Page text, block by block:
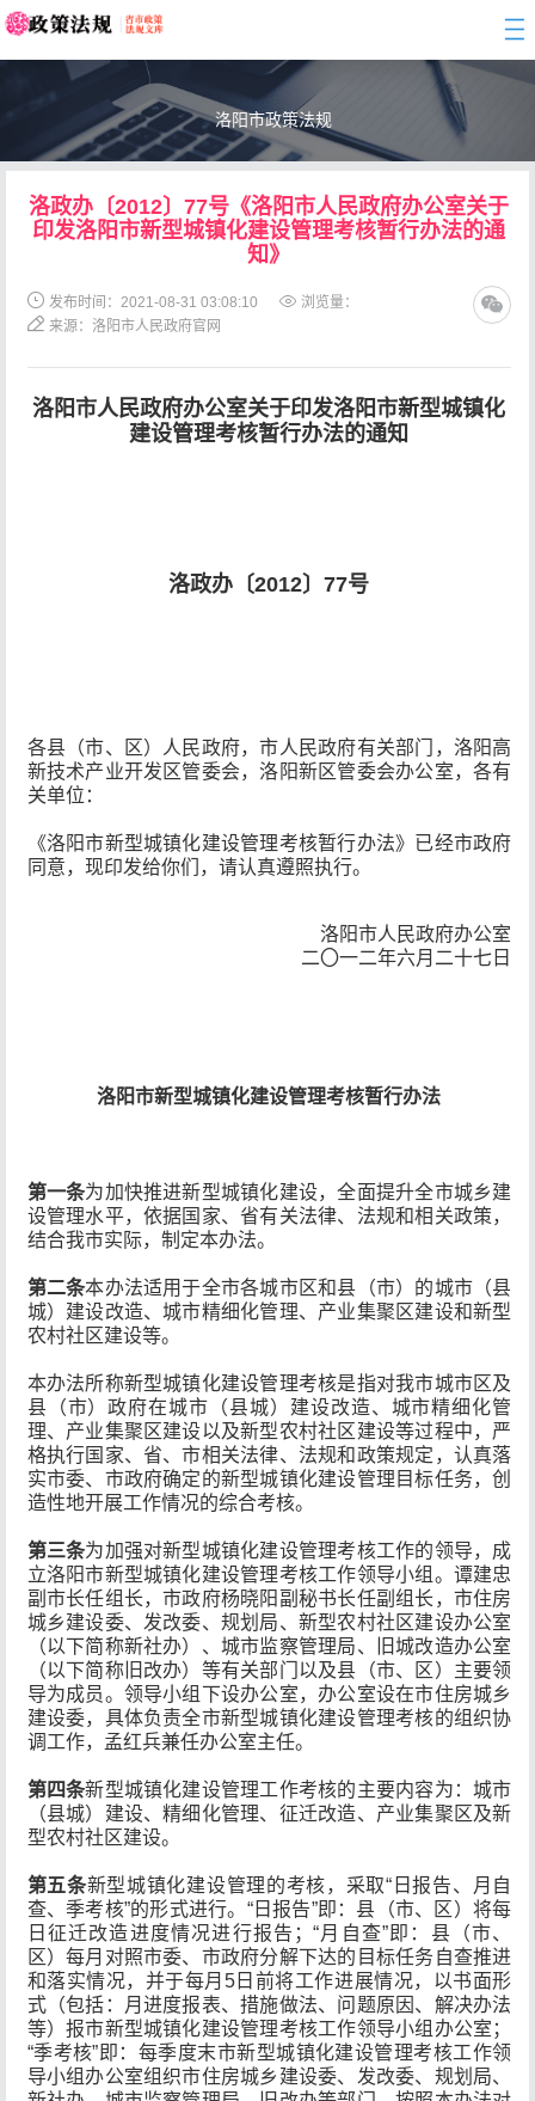
洛阳市政策法规
洛政办〔2012〕77号《洛阳市人民政府办公室关于
印发洛阳市新型城镇化建设管理考核暂行办法的通
知》
发布时间：2021-08-31 03:08:10
浏览量：
来源：洛阳市人民政府官网
洛阳市人民政府办公室关于印发洛阳市新型城镇化
建设管理考核暂行办法的通知
洛政办〔2012〕77号
各县（市、区）人民政府，市人民政府有关部门，洛阳高
新技术产业开发区管委会，洛阳新区管委会办公室，各有
关单位：
《洛阳市新型城镇化建设管理考核暂行办法》已经市政府
同意，现印发给你们，请认真遵照执行。
洛阳市人民政府办公室
二〇一二年六月二十七日
洛阳市新型城镇化建设管理考核暂行办法
第一条为加快推进新型城镇化建设，全面提升全市城乡建
设管理水平，依据国家、省有关法律、法规和相关政策，
结合我市实际，制定本办法。
第二条本办法适用于全市各城市区和县（市）的城市（县
城）建设改造、城市精细化管理、产业集聚区建设和新型
农村社区建设等。
本办法所称新型城镇化建设管理考核是指对我市城市区及
县（市）政府在城市（县城）建设改造、城市精细化管
理、产业集聚区建设以及新型农村社区建设等过程中，严
格执行国家、省、市相关法律、法规和政策规定，认真落
实市委、市政府确定的新型城镇化建设管理目标任务，创
造性地开展工作情况的综合考核。
第三条为加强对新型城镇化建设管理考核工作的领导，成
立洛阳市新型城镇化建设管理考核工作领导小组。谭建忠
副市长任组长，市政府杨晓阳副秘书长任副组长，市住房
城乡建设委、发改委、规划局、新型农村社区建设办公室
（以下简称新社办）、城市监察管理局、旧城改造办公室
（以下简称旧改办）等有关部门以及县（市、区）主要领
导为成员。领导小组下设办公室，办公室设在市住房城乡
建设委，具体负责全市新型城镇化建设管理考核的组织协
调工作，孟红兵兼任办公室主任。
第四条新型城镇化建设管理工作考核的主要内容为：城市
（县城）建设、精细化管理、征迁改造、产业集聚区及新
型农村社区建设。
第五条新型城镇化建设管理的考核，采取“日报告、月自
查、季考核”的形式进行。“日报告”即：县（市、区）将每
日征迁改造进度情况进行报告；“月自查”即：县（市、
区）每月对照市委、市政府分解下达的目标任务自查推进
和落实情况，并于每月5日前将工作进展情况，以书面形
式（包括：月进度报表、措施做法、问题原因、解决办法
等）报市新型城镇化建设管理考核工作领导小组办公室；
“季考核”即：每季度末市新型城镇化建设管理考核工作领
导小组办公室组织市住房城乡建设委、发改委、规划局、